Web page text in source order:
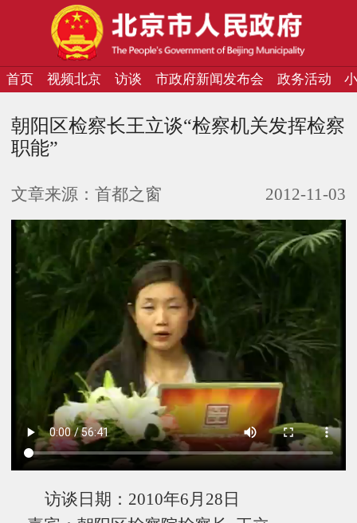
首页 视频北京 访谈 市政府新闻发布会 政务活动
朝阳区检察长王立谈“检察机关发挥检察
职能”
文章来源： 首都之窗 2012-11-03
访谈日期：2010年6月28日